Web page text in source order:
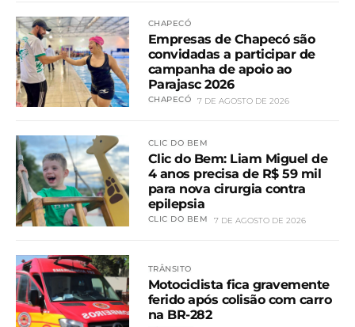
CHAPECÓ
Empresas de Chapecó são
convidadas a participar de
campanha de apoio ao
Parajasc 2026
CHAPECÓ 7 DE AGOSTO DE 2026
CLIC DO BEM
Clic do Bem: Liam Miguel de
4 anos precisa de R$ 59 mil
para nova cirurgia contra
epilepsia
CLIC DO BEM 7 DE AGOSTO DE 2026
TRÂNSITO
Motociclista fica gravemente
ferido após colisão com carro
na BR-282